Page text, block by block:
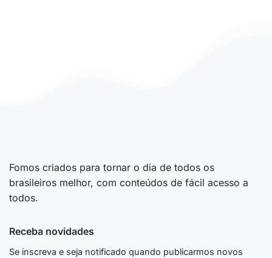
Fomos criados para tornar o dia de todos os
brasileiros melhor, com conteúdos de fácil acesso a
todos.
Receba novidades
Se inscreva e seja notificado quando publicarmos novos